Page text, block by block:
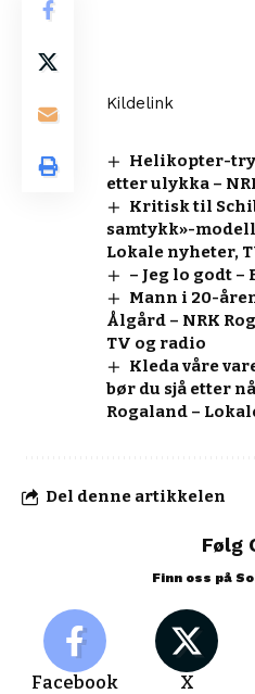
Kildelink
Helikopter-
etter ulykka –
Kritisk til
samtykk»-modell
Lokale nyheter,
– Jeg lo godt –
Mann i 20-
Ålgård – NRK
TV og radio
Kleda våre
bør du sjå etter
Rogaland –
Del denne artikkelen
Følg
Finn oss på
Facebook X